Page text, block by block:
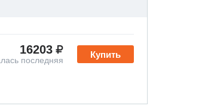
Купить
16203
последняя